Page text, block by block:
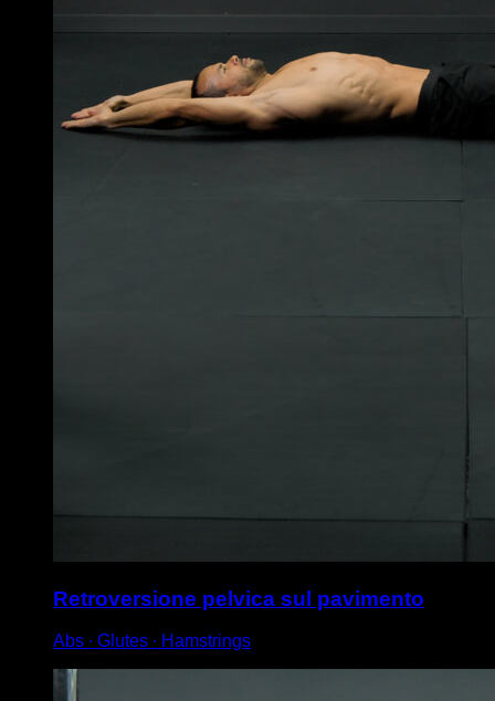
Retroversione pelvica sul pavimento
Abs ∙ Glutes ∙ Hamstrings